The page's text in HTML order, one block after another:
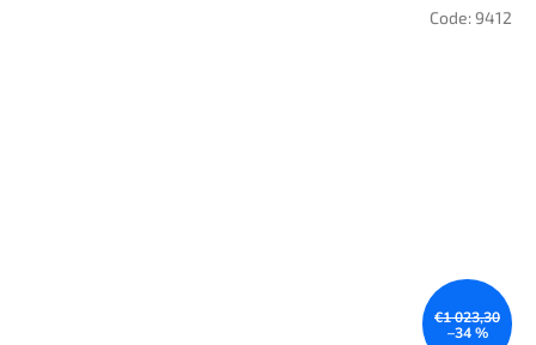
€1 023,30
–34 %
Code:9412